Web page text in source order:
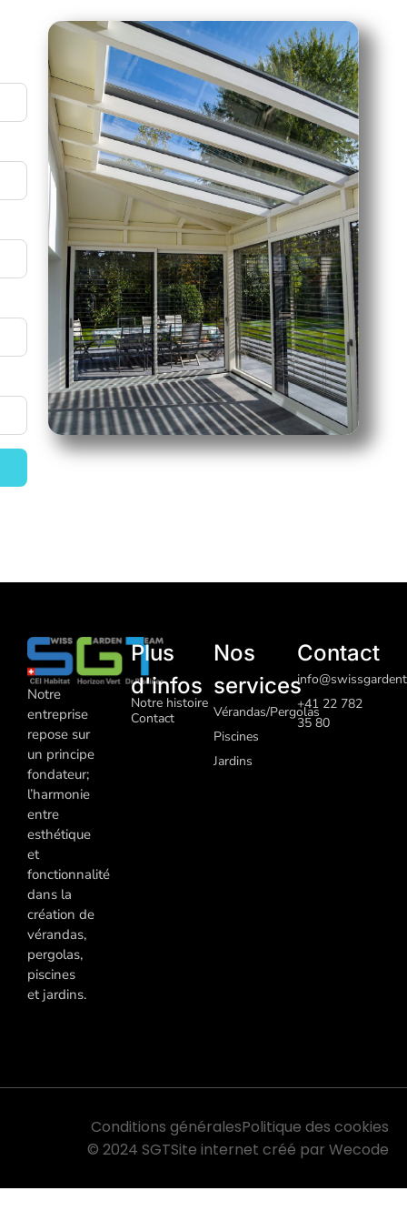
Notre
entreprise
repose sur
un principe
fondateur;
l’harmonie
entre
esthétique
et
fonctionnalité
dans la
création de
vérandas,
pergolas,
piscines
et jardins.
Plus
d'infos
Notre histoire
Contact
Nos
services
Vérandas/Pergolas
Piscines
Jardins
Contact
+41 22 782
35 80
Conditions généralesPolitique des cookies
© 2024 SGTSite internet créé par Wecode